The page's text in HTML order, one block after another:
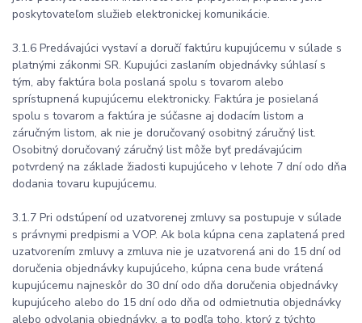
poskytovateľom služieb elektronickej komunikácie.
3.1.6 Predávajúci vystaví a doručí faktúru kupujúcemu v súlade s
platnými zákonmi SR. Kupujúci zaslaním objednávky súhlasí s
tým, aby faktúra bola poslaná spolu s tovarom alebo
sprístupnená kupujúcemu elektronicky. Faktúra je posielaná
spolu s tovarom a faktúra je súčasne aj dodacím listom a
záručným listom, ak nie je doručovaný osobitný záručný list.
Osobitný doručovaný záručný list môže byť predávajúcim
potvrdený na základe žiadosti kupujúceho v lehote 7 dní odo dňa
dodania tovaru kupujúcemu.
3.1.7 Pri odstúpení od uzatvorenej zmluvy sa postupuje v súlade
s právnymi predpismi a VOP. Ak bola kúpna cena zaplatená pred
uzatvorením zmluvy a zmluva nie je uzatvorená ani do 15 dní od
doručenia objednávky kupujúceho, kúpna cena bude vrátená
kupujúcemu najneskôr do 30 dní odo dňa doručenia objednávky
kupujúceho alebo do 15 dní odo dňa od odmietnutia objednávky
alebo odvolania objednávky, a to podľa toho, ktorý z týchto